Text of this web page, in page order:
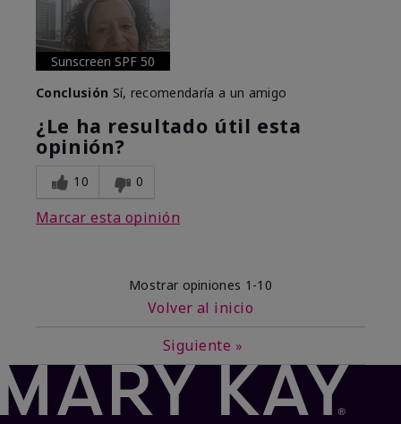
Sunscreen SPF 50
Conclusión Sí, recomendaría a un amigo
¿Le ha resultado útil esta
opinión?
10 0
Marcar esta opinión
Mostrar opiniones 1-10
Volver al inicio
Siguiente »